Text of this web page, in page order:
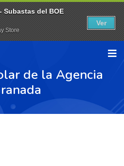
de la Agencia
Subastas del BOE
Store
Ver